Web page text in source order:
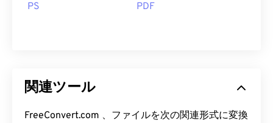
PS
PDF
関連ツール
FreeConvert.com 、ファイルを次の関連形式に変換